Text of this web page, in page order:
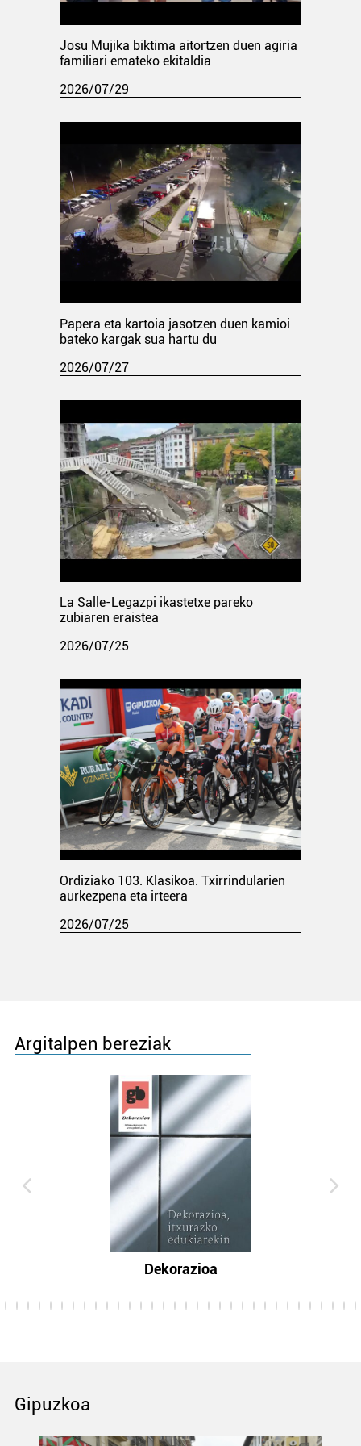
Josu Mujika biktima aitortzen duen agiria
familiari emateko ekitaldia
2026/07/29
Papera eta kartoia jasotzen duen kamioi
bateko kargak sua hartu du
2026/07/27
La Salle-Legazpi ikastetxe pareko
zubiaren eraistea
2026/07/25
Ordiziako 103. Klasikoa. Txirrindularien
aurkezpena eta irteera
2026/07/25
Argitalpen bereziak
Dekorazioa
Gipuzkoa